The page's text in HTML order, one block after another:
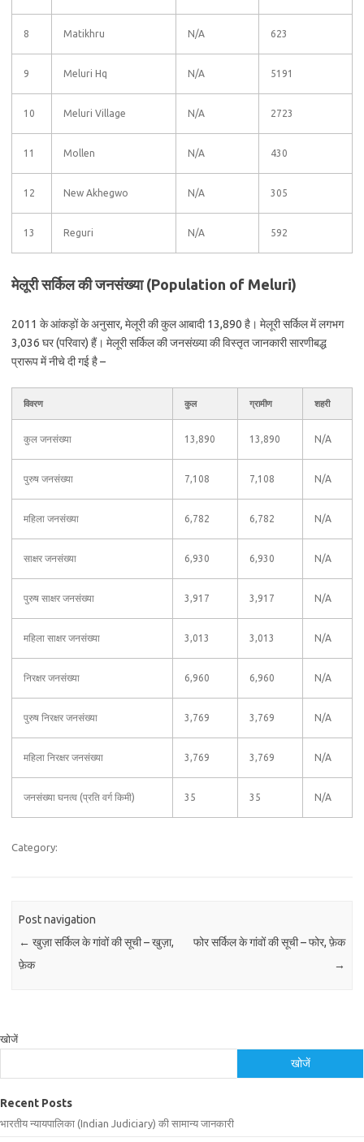
8 Matikhru N/A 623
9 Meluri Hq N/A 5191
10 Meluri Village N/A 2723
11 Mollen N/A 430
12 New Akhegwo N/A 305
13 Reguri N/A 592
मेलूरी सर्किल की जनसंख्या (Population of Meluri)
2011 के आंकड़ों के अनुसार, मेलूरी की कुल आबादी 13,890 है। मेलूरी सर्किल में लगभग
3,036 घर (परिवार) हैं। मेलूरी सर्किल की जनसंख्या की विस्तृत जानकारी सारणीबद्ध
प्रारूप में नीचे दी गई है –
विवरण कुल ग्रामीण शहरी
कुल जनसंख्या 13,890 13,890 N/A
पुरुष जनसंख्या 7,108 7,108 N/A
महिला जनसंख्या 6,782 6,782 N/A
साक्षर जनसंख्या 6,930 6,930 N/A
पुरुष साक्षर जनसंख्या 3,917 3,917 N/A
महिला साक्षर जनसंख्या 3,013 3,013 N/A
निरक्षर जनसंख्या 6,960 6,960 N/A
पुरुष निरक्षर जनसंख्या 3,769 3,769 N/A
महिला निरक्षर जनसंख्या 3,769 3,769 N/A
जनसंख्या घनत्व (प्रति वर्ग किमी) 35 35 N/A
Category:
Post navigation
← खुज़ा सर्किल के गांवों की सूची – खुज़ा,
फ़ेक
फोर सर्किल के गांवों की सूची – फोर, फ़ेक
→
खोजें
खोजें
Recent Posts
भारतीय न्यायपालिका (Indian Judiciary) की सामान्य जानकारी